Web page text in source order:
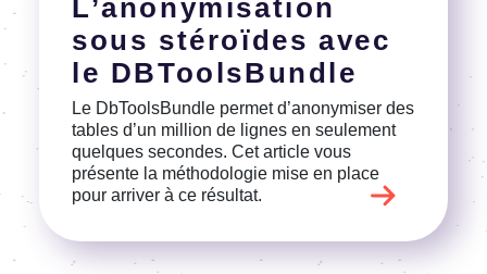
L’ano­ny­mi­sa­tion
sous stéroïdes avec
le DBTools­Bundle
Le DbTools­Bundle permet d’ano­ny­mi­ser des
tables d’un million de lignes en seule­ment
quelques secondes. Cet article vous
présente la métho­do­lo­gie mise en place
pour arri­ver à ce résul­tat.